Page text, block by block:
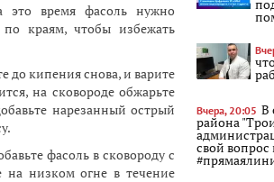
это время фасоль нужно
краям, чтобы избежать
до кипения снова, и варите
на сковороде обжарьте
нарезанный острый
фасоль в сковороду с
низком огне в течение
Вчера, 20:05 В
района
свой